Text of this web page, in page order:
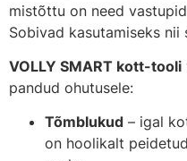
mistõttu on need
Sobivad kasutamiseks nii
VOLLY SMART kott-tooli
pandud ohutusele:
Tõmblukud – igal
on hoolikalt